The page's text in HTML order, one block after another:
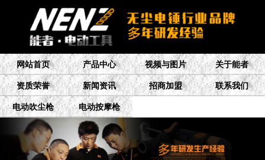
网站首页 产品中心 视频与图片 关于能者
资质荣誉 新闻资讯 招商加盟 联系我们
电动吹尘枪 电动按摩枪